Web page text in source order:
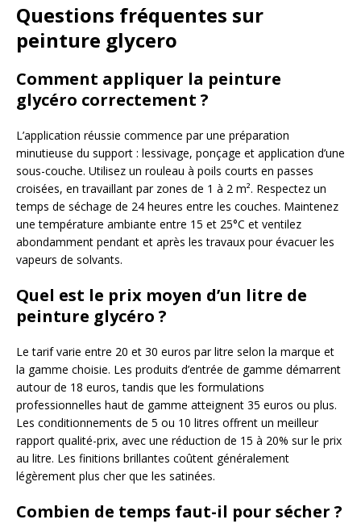
Questions fréquentes sur
peinture glycero
Comment appliquer la peinture
glycéro correctement ?
L’application réussie commence par une préparation
minutieuse du support : lessivage, ponçage et application d’une
sous-couche. Utilisez un rouleau à poils courts en passes
croisées, en travaillant par zones de 1 à 2 m². Respectez un
temps de séchage de 24 heures entre les couches. Maintenez
une température ambiante entre 15 et 25°C et ventilez
abondamment pendant et après les travaux pour évacuer les
vapeurs de solvants.
Quel est le prix moyen d’un litre de
peinture glycéro ?
Le tarif varie entre 20 et 30 euros par litre selon la marque et
la gamme choisie. Les produits d’entrée de gamme démarrent
autour de 18 euros, tandis que les formulations
professionnelles haut de gamme atteignent 35 euros ou plus.
Les conditionnements de 5 ou 10 litres offrent un meilleur
rapport qualité-prix, avec une réduction de 15 à 20% sur le prix
au litre. Les finitions brillantes coûtent généralement
légèrement plus cher que les satinées.
Combien de temps faut-il pour sécher ?